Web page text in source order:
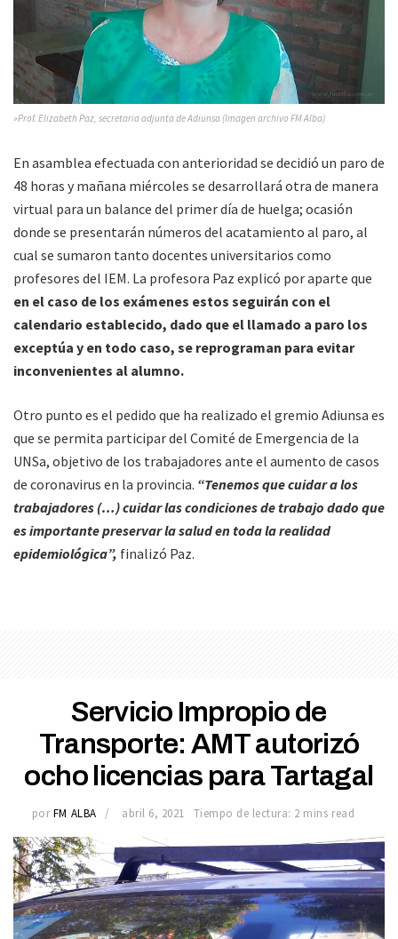
»Prof. Elizabeth Paz, secretaria adjunta de Adiunsa (Imagen archivo FM Alba)
En asamblea efectuada con anterioridad se decidió un paro de
48 horas y mañana miércoles se desarrollará otra de manera
virtual para un balance del primer día de huelga; ocasión
donde se presentarán números del acatamiento al paro, al
cual se sumaron tanto docentes universitarios como
profesores del IEM. La profesora Paz explicó por aparte que
en el caso de los exámenes estos seguirán con el
calendario establecido, dado que el llamado a paro los
exceptúa y en todo caso, se reprograman para evitar
inconvenientes al alumno.
Otro punto es el pedido que ha realizado el gremio Adiunsa es
que se permita participar del Comité de Emergencia de la
UNSa, objetivo de los trabajadores ante el aumento de casos
de coronavirus en la provincia. “Tenemos que cuidar a los
trabajadores (…) cuidar las condiciones de trabajo dado que
es importante preservar la salud en toda la realidad
epidemiológica”, finalizó Paz.
Servicio Impropio de
Transporte: AMT autorizó
ocho licencias para Tartagal
por FM ALBA abril 6, 2021 Tiempo de lectura: 2 mins read